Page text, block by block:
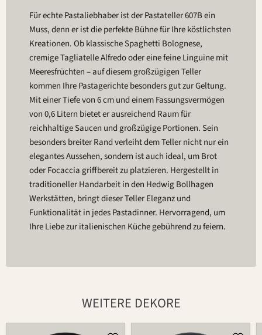
Für echte Pastaliebhaber ist der Pastateller 607B ein
Muss, denn er ist die perfekte Bühne für Ihre köstlichsten
Kreationen. Ob klassische Spaghetti Bolognese,
cremige Tagliatelle Alfredo oder eine feine Linguine mit
Meeresfrüchten – auf diesem großzügigen Teller
kommen Ihre Pastagerichte besonders gut zur Geltung.
Mit einer Tiefe von 6 cm und einem Fassungsvermögen
von 0,6 Litern bietet er ausreichend Raum für
reichhaltige Saucen und großzügige Portionen. Sein
besonders breiter Rand verleiht dem Teller nicht nur ein
elegantes Aussehen, sondern ist auch ideal, um Brot
oder Focaccia griffbereit zu platzieren. Hergestellt in
traditioneller Handarbeit in den Hedwig Bollhagen
Werkstätten, bringt dieser Teller Eleganz und
Funktionalität in jedes Pastadinner. Hervorragend, um
Ihre Liebe zur italienischen Küche gebührend zu feiern.
WEITERE DEKORE